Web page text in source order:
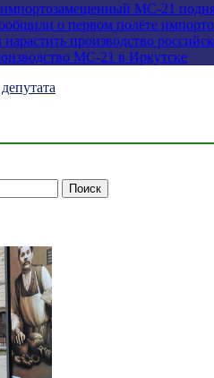
МС-21
о первом полёте
производство
МС-21 в Иркутске